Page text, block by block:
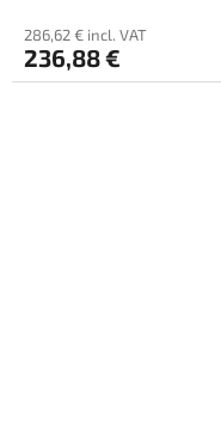
286,62 € incl. VAT
236,88 €